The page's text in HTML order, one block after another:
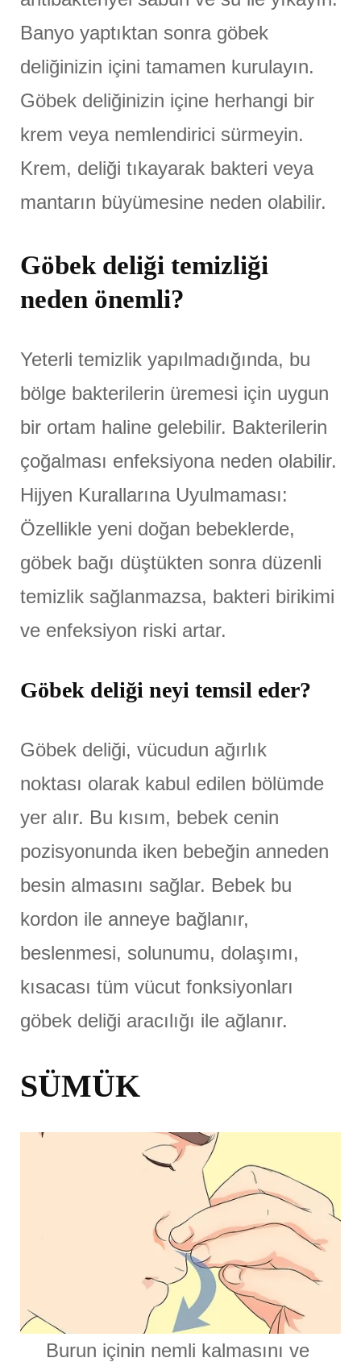
Banyo yaptıktan sonra göbek
deliğinizin içini tamamen kurulayın.
Göbek deliğinizin içine herhangi bir
krem veya nemlendirici sürmeyin.
Krem, deliği tıkayarak bakteri veya
mantarın büyümesine neden olabilir.
Göbek deliği temizliği
neden önemli?
Yeterli temizlik yapılmadığında, bu
bölge bakterilerin üremesi için uygun
bir ortam haline gelebilir. Bakterilerin
çoğalması enfeksiyona neden olabilir.
Hijyen Kurallarına Uyulmaması:
Özellikle yeni doğan bebeklerde,
göbek bağı düştükten sonra düzenli
temizlik sağlanmazsa, bakteri birikimi
ve enfeksiyon riski artar.
Göbek deliği neyi temsil eder?
Göbek deliği, vücudun ağırlık
noktası olarak kabul edilen bölümde
yer alır. Bu kısım, bebek cenin
pozisyonunda iken bebeğin anneden
besin almasını sağlar. Bebek bu
kordon ile anneye bağlanır,
beslenmesi, solunumu, dolaşımı,
kısacası tüm vücut fonksiyonları
göbek deliği aracılığı ile ağlanır.
SÜMÜK
Burun içinin nemli kalmasını ve